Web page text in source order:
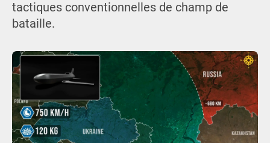
tactiques conventionnelles de champ de
bataille.